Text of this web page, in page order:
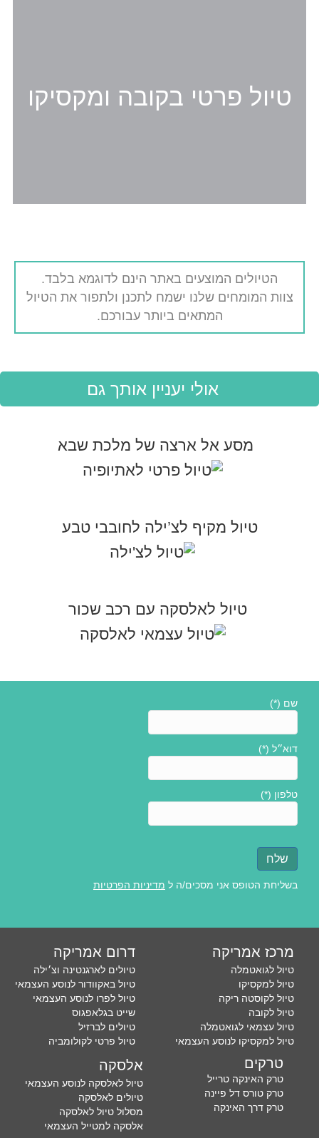
טיול פרטי בקובה ומקסיקו
הטיולים המוצעים באתר הינם לדוגמא בלבד.
צוות המומחים שלנו ישמח לתכנן ולתפור את הטיול
המתאים ביותר עבורכם.
אולי יעניין אותך גם
טיול לאלסקה עם רכב שכור
טיול מקיף לצ’ילה לחובבי טבע
מסע אל ארצה של מלכת שבא
שם (*)
דוא״ל (*)
טלפון (*)
בשליחת הטופס אני מסכים/ה ל מדיניות הפרטיות
טרקים
טרק האינקה טרייל
טרק טורס דל פיינה
טרק דרך האינקה
אלסקה
טיול לאלסקה לנוסע העצמאי
טיולים לאלסקה
מסלול טיול לאלסקה
אלסקה למטייל העצמאי
מרכז אמריקה
טיול לגואטמלה
טיול למקסיקו
טיול לקוסטה ריקה
טיול לקובה
טיול עצמאי לגואטמלה
טיול למקסיקו לנוסע העצמאי
דרום אמריקה
טיולים לארגנטינה וצ׳ילה
טיול באקוודור לנוסע העצמאי
טיול לפרו לנוסע העצמאי
שייט בגלאפגוס
טיולים לברזיל
טיול פרטי לקולומביה